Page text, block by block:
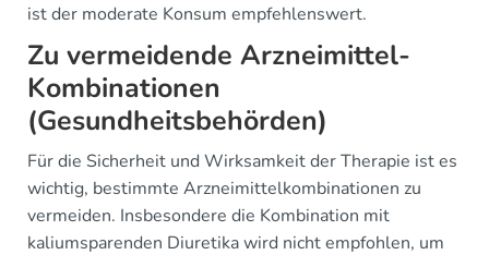
ist der moderate Konsum empfehlenswert.
Zu vermeidende Arzneimittel-
Kombinationen
(Gesundheitsbehörden)
Für die Sicherheit und Wirksamkeit der Therapie ist es
wichtig, bestimmte Arzneimittelkombinationen zu
vermeiden. Insbesondere die Kombination mit
kaliumsparenden Diuretika wird nicht empfohlen, um